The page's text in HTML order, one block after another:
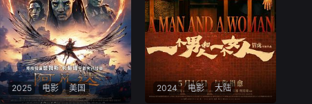
2025 电影 美国 2024 电影 大陆